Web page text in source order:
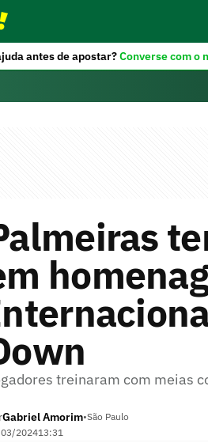
antes de apostar?Converse com o
treinaram com meias
Gabriel Amorim•São Paulo
202413:31